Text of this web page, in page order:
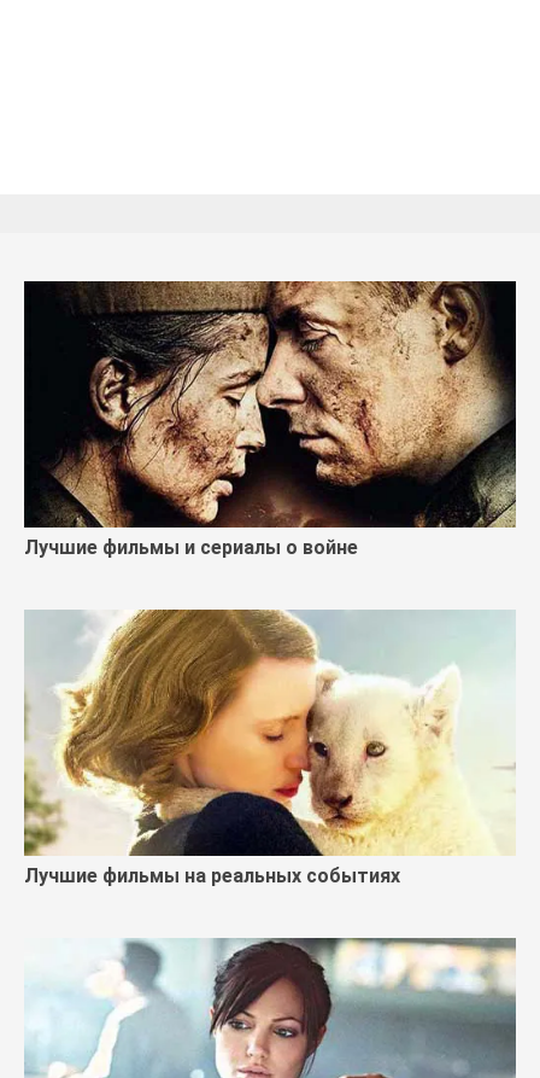
Лучшие фильмы и сериалы о войне
Лучшие фильмы на реальных событиях